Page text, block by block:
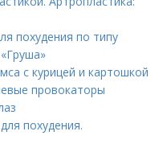
похудения по типу
с курицей и картошкой
провокаторы
похудения.